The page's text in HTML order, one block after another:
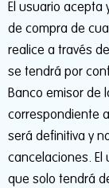
El usuario
de compra de
realice a través
se tendrá por
Banco emisor de
correspondiente
será definitiva y
cancelaciones.
que solo tendrá